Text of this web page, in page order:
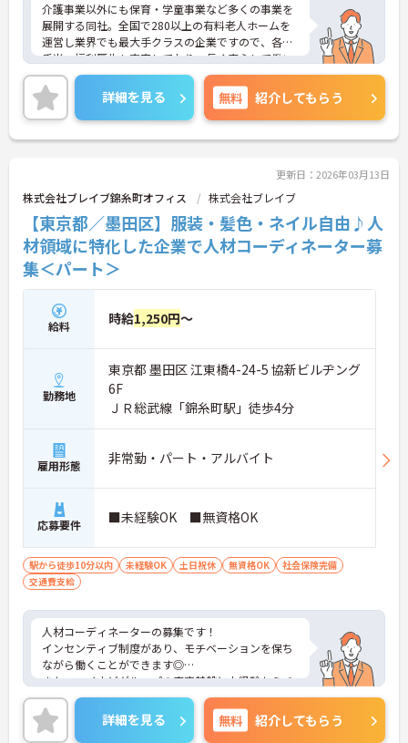
介護事業以外にも保育・学童事業など多くの事業を
展開する同社。全国で280以上の有料老人ホームを
運営し業界でも最大手クラスの企業ですので、各種
手当、福利厚生も充実しており、長く安心して働い
ていただける環境です。ご興味ある方には、面接対
策ポイントなど、さらに詳細をお話しいたしますの
でお気軽にご相談ください。
詳細を見る 無料 紹介してもらう
更新日：2026年03月13日
株式会社ブレイブ錦糸町オフィス 株式会社ブレイブ
【東京都／墨田区】服装・髪色・ネイル自由♪人
材領域に特化した企業で人材コーディネーター募
集＜パート＞
給料 時給1,250円～
勤務地
東京都 墨田区 江東橋4-24-5 協新ビルヂング
6F
ＪＲ総武線「錦糸町駅」徒歩4分
雇用形態 非常勤・パート・アルバイト
応募要件 ■未経験OK ■無資格OK
駅から徒歩10分以内 未経験OK 土日祝休 無資格OK
社会保険完備
交通費支給
人材コーディネーターの募集です！
インセンティブ制度があり、モチベーションを保ち
ながら働くことができます◎
また、マイナビグループの安定基盤と未経験からチ
ャレンジや成長ができる環境です☆
服装・髪色・ネイルは自由です♪ご興味のある方に
は、面接対策ポイントなど、さらに詳細をお話しい
詳細を見る 無料 紹介してもらう